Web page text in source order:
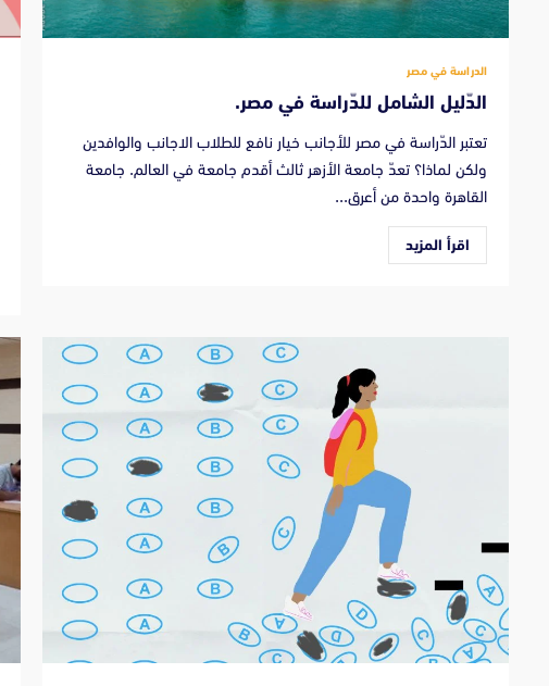
الدراسة في مصر
الدّليل الشامل للدّراسة في مصر.
تعتبر الدّراسة في مصر للأجانب خيار نافع للطلاب الاجانب والوافدين
ولكن لماذا؟ تعدّ جامعة الأزهر ثالث أقدم جامعة في العالم. جامعة
القاهرة واحدة من أعرق...
اقرأ المزيد